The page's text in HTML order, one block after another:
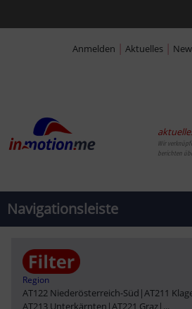
Anmelden | Aktuelles |
Wir
berichten
Navigationsleiste
Region
AT122 Niederösterreich-Süd |AT211
AT213 Unterkärnten |AT221 Graz| ...